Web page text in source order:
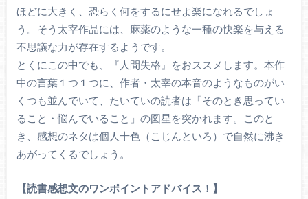
ほどに大きく、恐らく何をするにせよ楽になれるでしょ
う。そう太宰作品には、麻薬のような一種の快楽を与える
不思議な力が存在するようです。
とくにこの中でも、『人間失格』をおススメします。本作
中の言葉１つ１つに、作者・太宰の本音のようなものがい
くつも並んでいて、たいていの読者は「そのとき思ってい
ること・悩んでいること」の図星を突かれます。このと
き、感想のネタは個人十色（こじんといろ）で自然に沸き
あがってくるでしょう。
【読書感想文のワンポイントアドバイス！】